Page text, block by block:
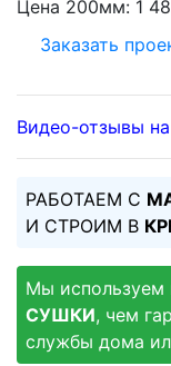
Цена 200мм: 1
Заказать
Видео-отзывы
РАБОТАЕМ С
И СТРОИМ В
Мы используем
СУШКИ, чем
службы дома